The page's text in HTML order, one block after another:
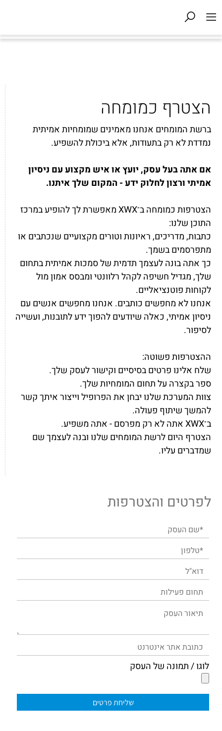
הצטרף כמומחה
ברשת המומחים אנחנו מאמינים שמומחיות אמיתית
נמדדת לא רק בתעודות, אלא ביכולת להשפיע.
אם אתה בעל עסק, יועץ או איש מקצוע עם ניסיון
אמיתי ורצון לחלוק ידע - המקום שלך איתנו.
הצטרפות כמומחה ב־XWX מאפשרת לך להופיע במרכז
התוכן שלנו:
כתבות, מדריכים, ראיונות וטורים מקצועיים שנכתבים או
מתפרסמים בשמך.
כך אתה בונה לעצמך תדמית של סמכות אמיתית בתחום
שלך, מגדיל חשיפה לקהל רלוונטי ומבסס אמון מול
לקוחות פוטנציאליים.
אנחנו לא מחפשים כותבים. אנחנו מחפשים אנשים עם
ניסיון אמיתי, כאלה שיודעים להפוך ידע לתובנות, ועשייה
לסיפור.
ההצטרפות פשוטה:
שלח אלינו פרטים בסיסיים וקישור לעסק שלך.
ספר בקצרה על תחום המומחיות שלך.
צוות המערכת שלנו יבחן את הפרופיל וייצור איתך קשר
להמשך שיתוף פעולה.
ב־XWX אתה לא רק מפרסם - אתה משפיע.
הצטרף היום לרשת המומחים שלנו ובנה לעצמך שם
שמדברים עליו.
לפרטים והצטרפות
לוגו / תמונה של העסק